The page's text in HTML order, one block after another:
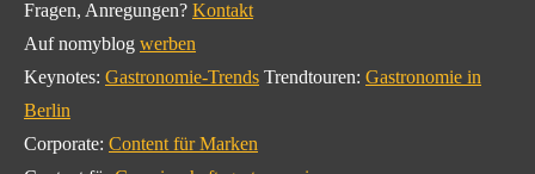
Fragen, Anregungen? Kontakt
Auf nomyblog werben
Keynotes: Gastronomie-Trends Trendtouren: Gastronomie in
Berlin
Corporate: Content für Marken